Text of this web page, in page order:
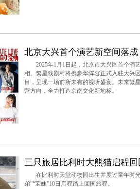
北京大兴首个演艺新空间落成
2025年1月1日起，北京市大兴区首个演
相。繁星戏剧村将携豪华阵容正式入驻大兴
目，呈现一场前所未有的视听盛宴。未来繁
营方向，全力打造京南文化新地标。
三只旅居比利时大熊猫启程
在比利时天堂动物园出生并度过童年时
弟”“宝妹”10日启程踏上回国旅程。